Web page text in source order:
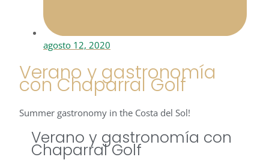
agosto 12, 2020
Verano y gastronomía
con Chaparral Golf
Summer gastronomy in the Costa del Sol!
Verano y gastronomía con
Chaparral Golf